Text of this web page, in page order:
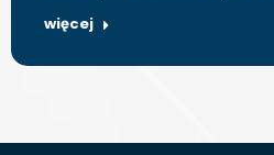
więcej